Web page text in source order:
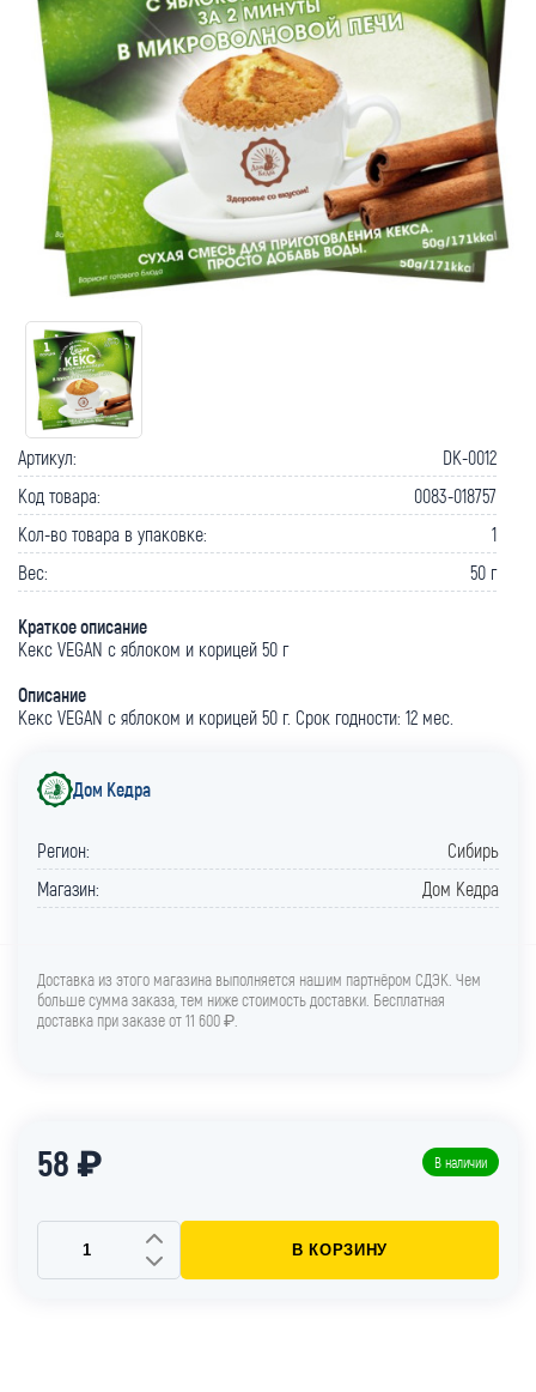
Артикул:
DK-0012
Код товара:
0083-018757
Кол-во товара в упаковке:
1
Вес:
50 г
Краткое описание
Кекс VEGAN с яблоком и корицей 50 г
Описание
Кекс VEGAN с яблоком и корицей 50 г. Срок годности: 12 мес.
Дом Кедра
Регион:
Сибирь
Магазин:
Дом Кедра
Доставка из этого магазина выполняется нашим партнёром СДЭК. Чем
больше сумма заказа, тем ниже стоимость доставки. Бесплатная
доставка при заказе от 11 600 ₽.
58 ₽ В наличии
В КОРЗИНУ